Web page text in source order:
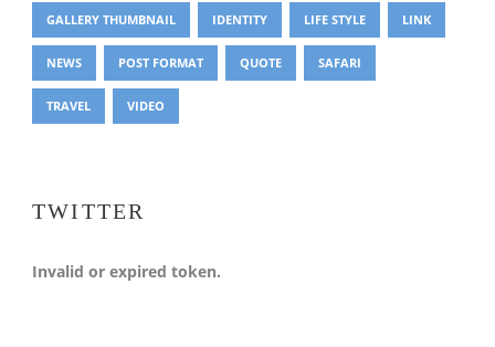
GALLERY THUMBNAIL IDENTITY LIFE STYLE LINK
NEWS POST FORMAT QUOTE SAFARI
TRAVEL VIDEO
TWITTER
Invalid or expired token.